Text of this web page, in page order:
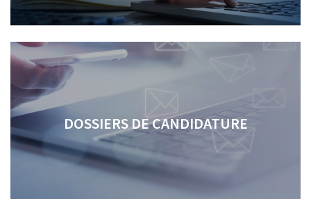
DOSSIERS DE CANDIDATURE